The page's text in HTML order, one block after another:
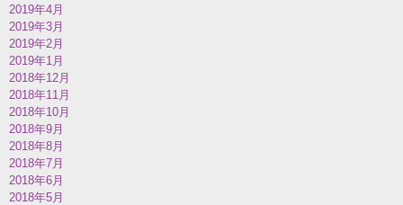
2019年4月
2019年3月
2019年2月
2019年1月
2018年12月
2018年11月
2018年10月
2018年9月
2018年8月
2018年7月
2018年6月
2018年5月